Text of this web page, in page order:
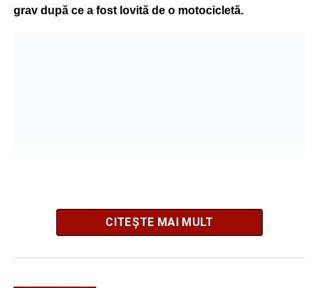
grav după ce a fost lovită de o motocicletă.
SNUAU 112, cu privire la producerea unui eveniment
CITEȘTE MAI MULT